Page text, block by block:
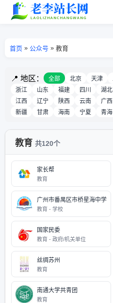
首页 » 公众号 » 教育
📍 地区： 全部 北京 天津
浙江
山东 福建 四川 湖北
江西
辽宁 陕西 云南 广西
新疆
甘肃 海南 宁夏 青海
教育 共120个
家长帮
教育
广州市番禺区市桥星海中学
教育 - 学校
国家民委
教育 - 政府/机关单位
丝绸苏州
教育
南通大学共青团
教育